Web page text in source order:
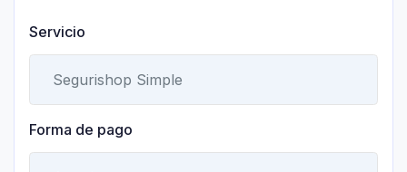
Servicio
Forma de pago